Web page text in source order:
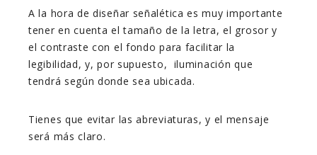
A la hora de diseñar señalética es muy importante
tener en cuenta el tamaño de la letra, el grosor y
el contraste con el fondo para facilitar la
legibilidad, y, por supuesto, iluminación que
tendrá según donde sea ubicada.
Tienes que evitar las abreviaturas, y el mensaje
será más claro.